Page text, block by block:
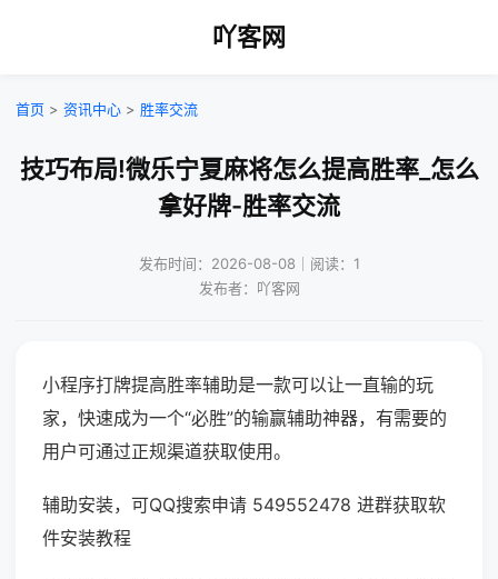
吖客网
首页 > 资讯中心 > 胜率交流
技巧布局!微乐宁夏麻将怎么提高胜率_怎么
拿好牌-胜率交流
发布时间：2026-08-08｜阅读：1
发布者：吖客网
小程序打牌提高胜率辅助是一款可以让一直输的玩
家，快速成为一个“必胜”的输赢辅助神器，有需要的
用户可通过正规渠道获取使用。
辅助安装，可QQ搜索申请 549552478 进群获取软
件安装教程